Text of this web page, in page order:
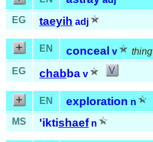
EG
taeyih adj
EN conceal v
thing
EG
chabba v
EN exploration n
MS
'iktishaef n